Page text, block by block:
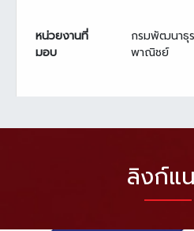
หน่วยงานที่
มอบ
กรมพัฒนาธุร
พาณิชย์
ลิงก์แ